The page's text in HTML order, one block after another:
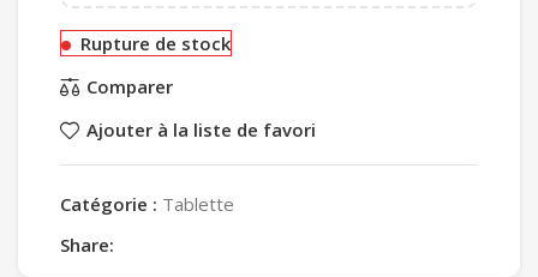
Rupture de stock
Comparer
Ajouter à la liste de favori
Catégorie : Tablette
Share: